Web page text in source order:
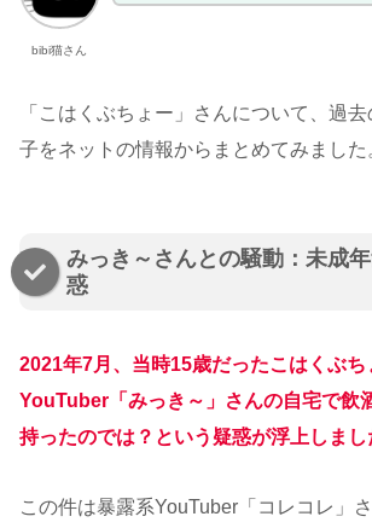
bibi猫さん
「こはくぶちょー」さんについて、過
子をネットの情報からまとめてみました
みっき～さんとの騒動：未成
惑
2021年7月、当時15歳だったこはくぶ
YouTuber「みっき～」さんの自宅で飲
持ったのでは？という疑惑が浮上しまし
この件は暴露系YouTuber「コレコレ」